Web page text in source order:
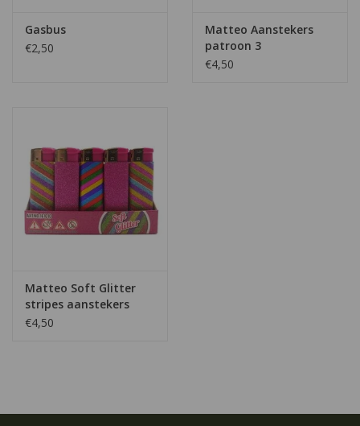
Gasbus
€2,50
Matteo Aanstekers
patroon 3
€4,50
Matteo Soft Glitter
stripes aanstekers
€4,50